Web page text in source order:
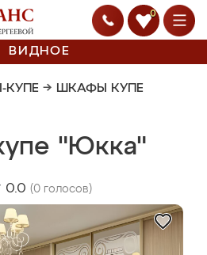
0
ВИДНОЕ
КУПЕ → ШКАФЫ КУПЕ
"Юкка"
0.0 (0 голосов)